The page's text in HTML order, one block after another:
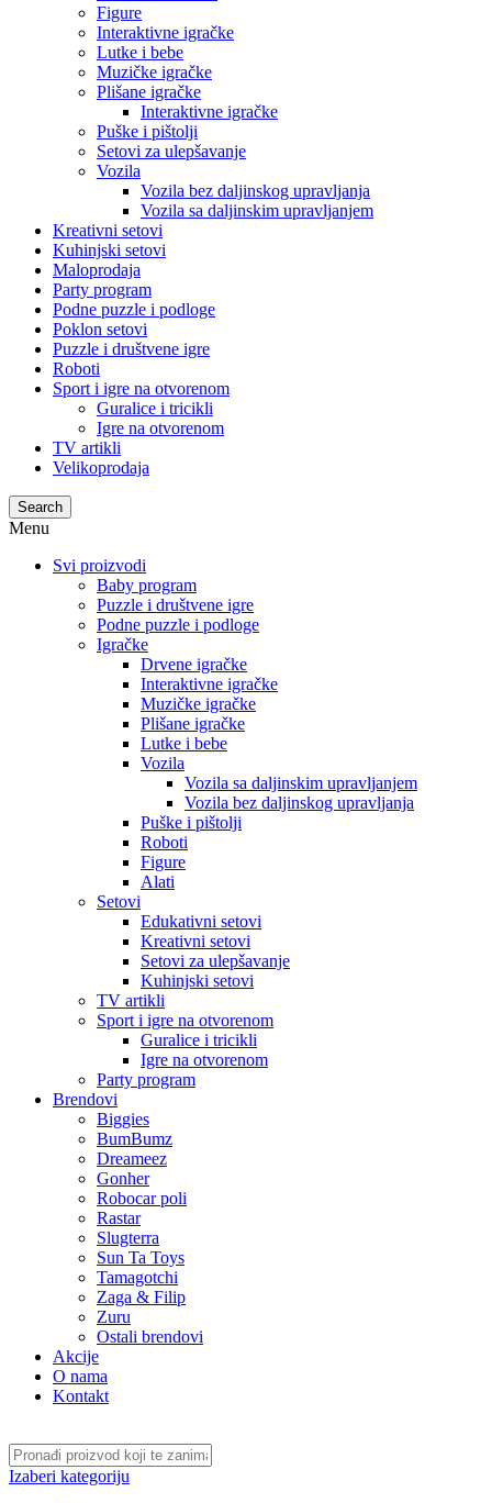
Figure
Interaktivne igračke
Lutke i bebe
Muzičke igračke
Plišane igračke
Interaktivne igračke
Puške i pištolji
Setovi za ulepšavanje
Vozila
Vozila bez daljinskog upravljanja
Vozila sa daljinskim upravljanjem
Kreativni setovi
Kuhinjski setovi
Maloprodaja
Party program
Podne puzzle i podloge
Poklon setovi
Puzzle i društvene igre
Roboti
Sport i igre na otvorenom
Guralice i tricikli
Igre na otvorenom
TV artikli
Velikoprodaja
Search
Menu
Svi proizvodi
Baby program
Puzzle i društvene igre
Podne puzzle i podloge
Igračke
Drvene igračke
Interaktivne igračke
Muzičke igračke
Plišane igračke
Lutke i bebe
Vozila
Vozila sa daljinskim upravljanjem
Vozila bez daljinskog upravljanja
Puške i pištolji
Roboti
Figure
Alati
Setovi
Edukativni setovi
Kreativni setovi
Setovi za ulepšavanje
Kuhinjski setovi
TV artikli
Sport i igre na otvorenom
Guralice i tricikli
Igre na otvorenom
Party program
Brendovi
Biggies
BumBumz
Dreameez
Gonher
Robocar poli
Rastar
Slugterra
Sun Ta Toys
Tamagotchi
Zaga & Filip
Zuru
Ostali brendovi
Akcije
O nama
Kontakt
Izaberi kategoriju